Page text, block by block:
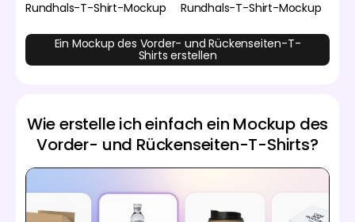
Rundhals-T-Shirt-Mockup Rundhals-T-Shirt-Mockup
Ein Mockup des Vorder- und Rückenseiten-T-
Shirts erstellen
Wie erstelle ich einfach ein Mockup des
Vorder- und Rückenseiten-T-Shirts?